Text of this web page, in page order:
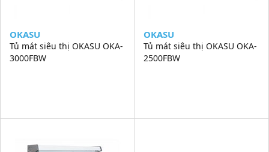
OKASU
Tủ mát siêu thị OKASU OKA-
3000FBW
OKASU
Tủ mát siêu thị OKASU OKA-
2500FBW